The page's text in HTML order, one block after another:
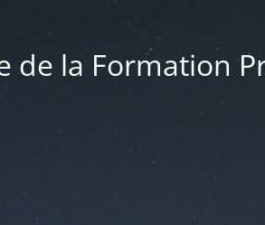
de la Formation